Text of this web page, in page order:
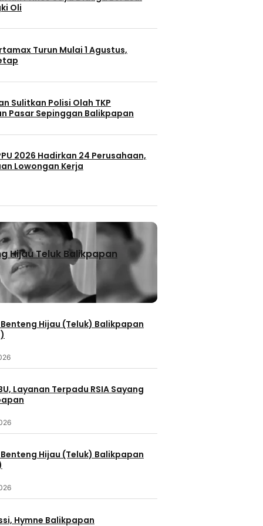
Oli
Turun Mulai 1 Agustus,
Sulitkan Polisi Olah TKP
Pasar Sepinggan Balikpapan
2026 Hadirkan 24 Perusahaan,
Lowongan Kerja
Hijau Teluk Balikpapan
Hijau (Teluk) Balikpapan
Layanan Terpadu RSIA Sayang
Hijau (Teluk) Balikpapan
Hymne Balikpapan